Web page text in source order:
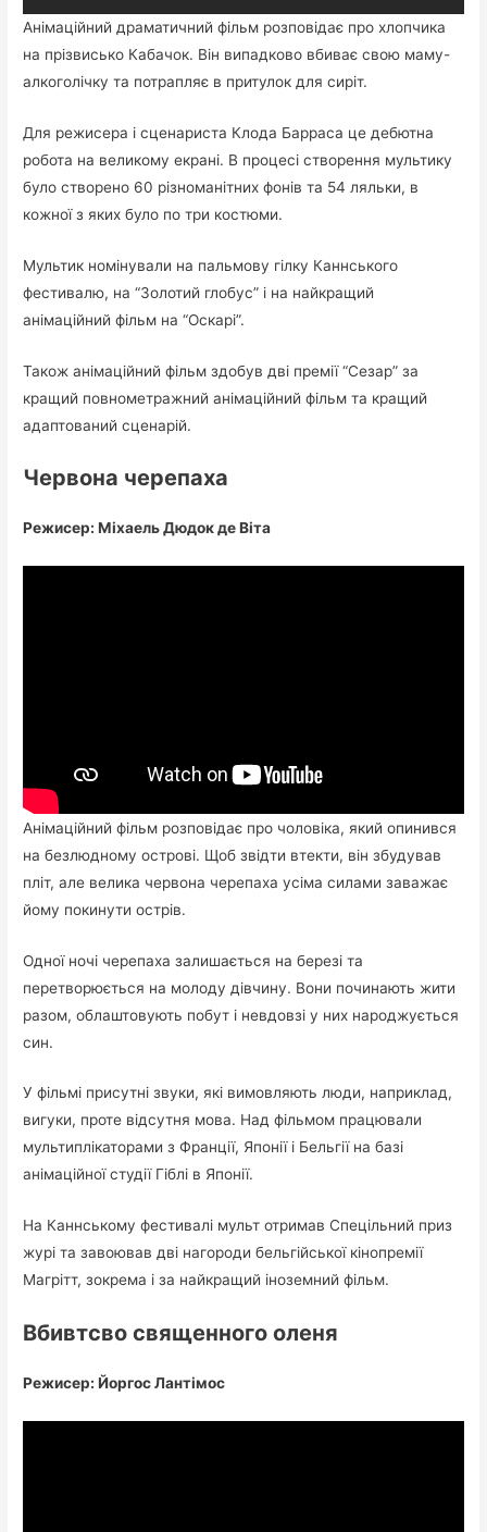
Анімаційний драматичний фільм розповідає про хлопчика
на прізвисько Кабачок. Він випадково вбиває свою маму-
алкоголічку та потрапляє в притулок для сиріт.
Для режисера і сценариста Клода Барраса це дебютна
робота на великому екрані. В процесі створення мультику
було створено 60 різноманітних фонів та 54 ляльки, в
кожної з яких було по три костюми.
Мультик номінували на пальмову гілку Каннського
фестивалю, на “Золотий глобус” і на найкращий
анімаційний фільм на “Оскарі”.
Також анімаційний фільм здобув дві премії “Сезар” за
кращий повнометражний анімаційний фільм та кращий
адаптований сценарій.
Червона черепаха
Режисер: Міхаель Дюдок де Віта
Анімаційний фільм розповідає про чоловіка, який опинився
на безлюдному острові. Щоб звідти втекти, він збудував
пліт, але велика червона черепаха усіма силами заважає
йому покинути острів.
Одної ночі черепаха залишається на березі та
перетворюється на молоду дівчину. Вони починають жити
разом, облаштовують побут і невдовзі у них народжується
син.
У фільмі присутні звуки, які вимовляють люди, наприклад,
вигуки, проте відсутня мова. Над фільмом працювали
мультиплікаторами з Франції, Японії і Бельгії на базі
анімаційної студії Гіблі в Японії.
На Каннському фестивалі мульт отримав Спецільний приз
журі та завоював дві нагороди бельгійської кінопремії
Магрітт, зокрема і за найкращий іноземний фільм.
Вбивтсво священного оленя
Режисер: Йоргос Лантімос